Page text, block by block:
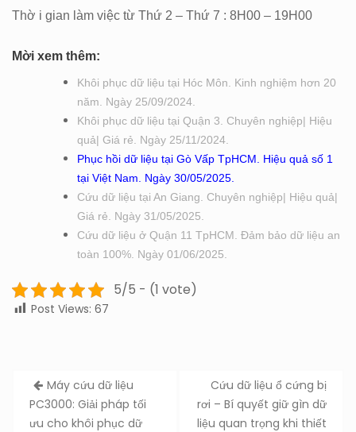
Thờ i gian làm việc từ Thứ 2 – Thứ 7 : 8H00 – 19H00
Mời xem thêm:
Khôi phục dữ liệu tại Hóc Môn. Kinh nghiệm hơn 20
năm. Ngày 25/09/2024.
Khôi phục dữ liệu tại Quận 3. Chuyên nghiệp| Hiệu
quả| Giá rẻ. Ngày 25/11/2024.
Phục hồi dữ liệu tại Gò Vấp TpHCM. Hiệu quả số 1
tại Việt Nam. Ngày 30/05/2025.
Cứu dữ liệu tại An Giang. Chuyên nghiệp| Hiệu quả|
Giá rẻ. Ngày 31/05/2025.
Cứu dữ liệu ở Quận 11 TpHCM. Đảm bảo dữ liệu an
toàn 100%. Ngày 01/06/2025.
5/5 - (1 vote)
Post Views: 67
Post
navigation
Máy cứu dữ liệu
PC3000: Giải pháp tối
ưu cho khôi phục dữ
Cứu dữ liệu ổ cứng bị
rơi – Bí quyết giữ gìn dữ
liệu quan trọng khi thiết